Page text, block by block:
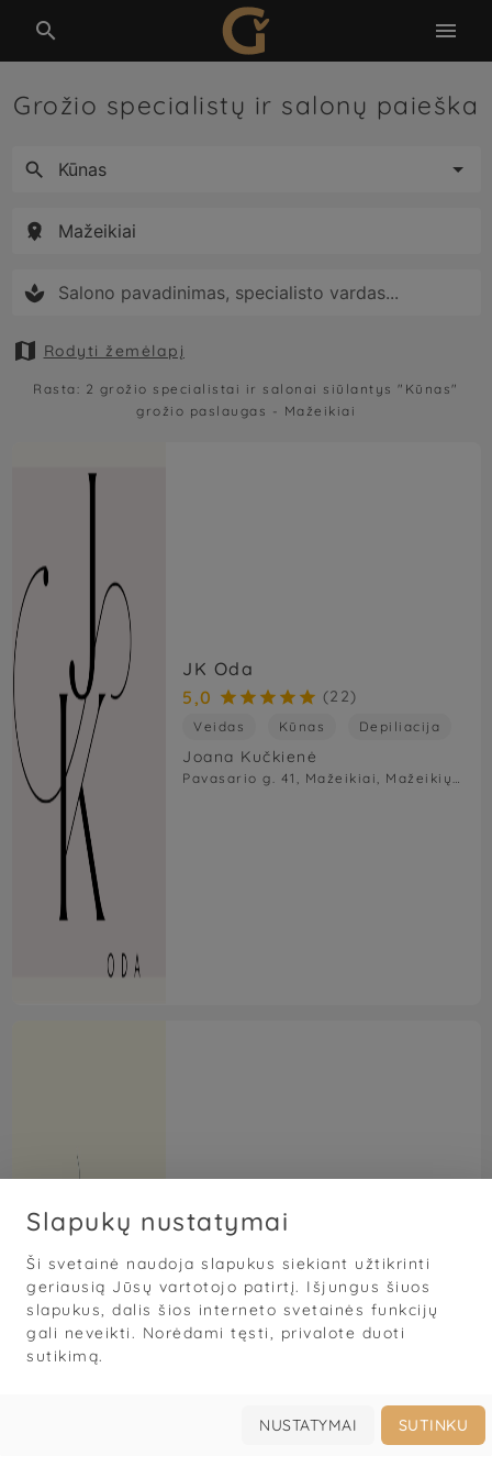
 
Grožio specialistų ir salonų paieška




 Rodyti žemėlapį
Rasta: 2 grožio specialistai ir salonai siūlantys"Kūnas"
grožio paslaugas - Mažeikiai
JK Oda
5,0      (22)
Veidas Kūnas Depiliacija
Joana Kučkienė
Pavasario g. 41, Mažeikiai, Mažeikių rajono savivaldybė, Lietuva
5,0     (1)
Veidas Kūnas Blakstienos
Ema Šeputienė
Slapukų nustatymai
Ši svetainė naudoja slapukus siekiant užtikrinti
geriausią Jūsų vartotojo patirtį. Išjungus šiuos
slapukus, dalis šios interneto svetainės funkcijų
gali neveikti. Norėdami tęsti, privalote duoti
sutikimą.
NUSTATYMAI SUTINKU